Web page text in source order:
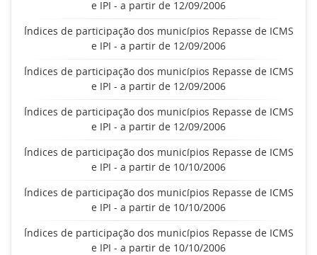
e IPI - a partir de 12/09/2006
Índices de participação dos municípios Repasse de ICMS
e IPI - a partir de 12/09/2006
Índices de participação dos municípios Repasse de ICMS
e IPI - a partir de 12/09/2006
Índices de participação dos municípios Repasse de ICMS
e IPI - a partir de 12/09/2006
Índices de participação dos municípios Repasse de ICMS
e IPI - a partir de 10/10/2006
Índices de participação dos municípios Repasse de ICMS
e IPI - a partir de 10/10/2006
Índices de participação dos municípios Repasse de ICMS
e IPI - a partir de 10/10/2006